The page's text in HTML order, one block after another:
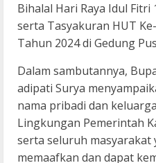
Bihalal Hari Raya Idul
serta Tasyakuran HUT
Tahun 2024 di Gedung
Dalam sambutannya,
adipati Surya
nama pribadi dan
Lingkungan Pemerintah
serta seluruh
memaafkan dan dapat